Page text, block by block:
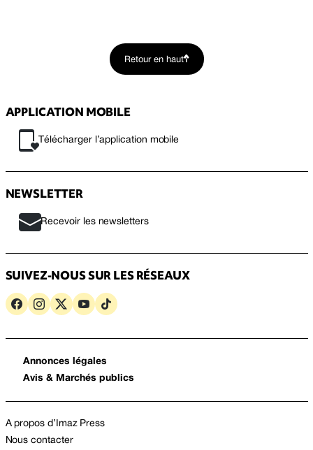
Retour en haut
APPLICATION MOBILE
Télécharger l’application mobile
NEWSLETTER
Recevoir les newsletters
SUIVEZ-NOUS SUR LES RÉSEAUX
Annonces légales
Avis & Marchés publics
A propos d’Imaz Press
Nous contacter